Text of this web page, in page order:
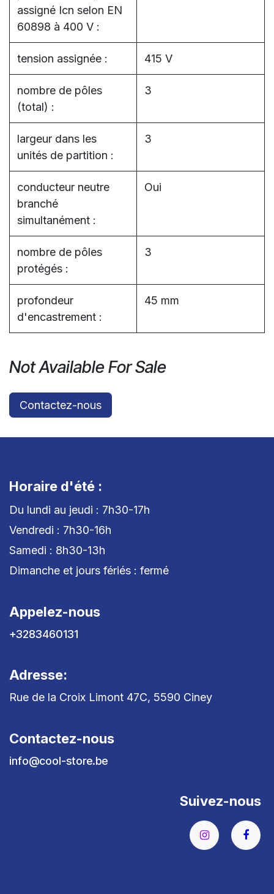
assigné Icn selon EN
60898 à 400 V :
tension assignée : 415 V
nombre de pôles
(total) :
3
largeur dans les
unités de partition :
3
conducteur neutre
branché
simultanément :
Oui
nombre de pôles
protégés :
3
profondeur
d'encastrement :
45 mm
Not Available For Sale
Contactez-nous
Horaire d'été :
Du lundi au jeudi : 7h30-17h
Vendredi : 7h30-16h
Samedi : 8h30-13h
Dimanche et jours fériés : fermé
Appelez-nous
+3283460131
Adresse:
Rue de la Croix Limont 47C, 5590 Ciney
Contactez-nous
info@cool-store.be
Suivez-nous